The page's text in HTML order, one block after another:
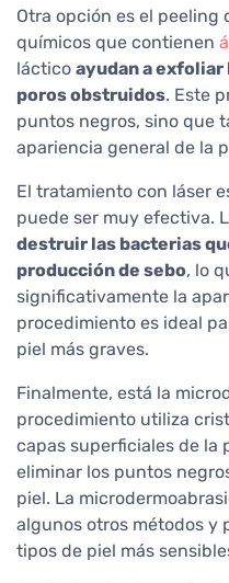
Otra opción es el peeling
químicos que contienen
láctico ayudan a
poros obstruidos. Este
puntos negros, sino que
apariencia general de la
El tratamiento con láser
puede ser muy efectiva.
destruir las bacterias
producción de sebo, lo
significativamente la
procedimiento es ideal
piel más graves.
Finalmente, está la
procedimiento utiliza
capas superficiales de la
eliminar los puntos
piel. La
algunos otros métodos y
tipos de piel más